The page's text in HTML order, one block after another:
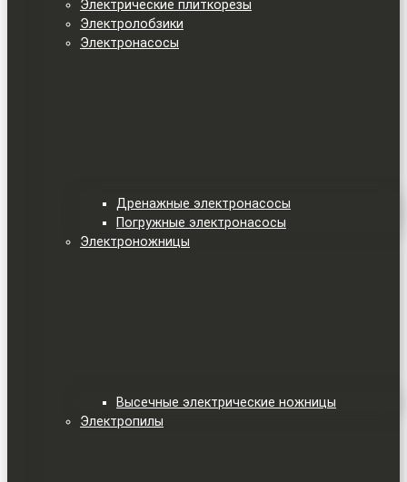
Электрические плиткорезы
Электролобзики
Электронасосы
Дренажные электронасосы
Погружные электронасосы
Электроножницы
Высечные электрические ножницы
Электропилы